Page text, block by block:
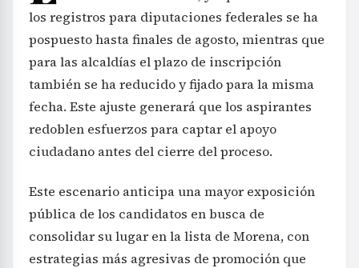
los registros para diputaciones federales se ha
pospuesto hasta finales de agosto, mientras que
para las alcaldías el plazo de inscripción
también se ha reducido y fijado para la misma
fecha. Este ajuste generará que los aspirantes
redoblen esfuerzos para captar el apoyo
ciudadano antes del cierre del proceso.
Este escenario anticipa una mayor exposición
pública de los candidatos en busca de
consolidar su lugar en la lista de Morena, con
estrategias más agresivas de promoción que